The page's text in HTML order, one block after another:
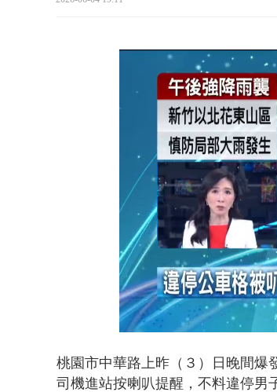
Unmute
桃園市中華路上昨（３）日晚間爆
司機進站按喇叭提醒，不料違停男